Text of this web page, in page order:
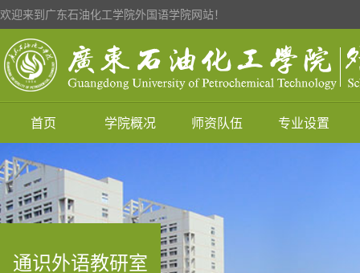
欢迎来到广东石油化工学院外国语学院网站！
首页 学院概况 师资队伍 专业设置
通识外语教研室